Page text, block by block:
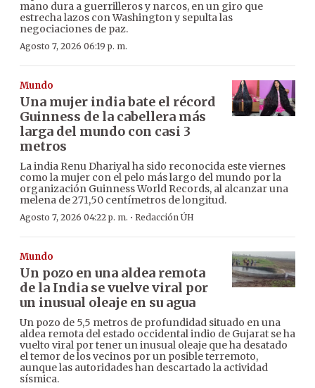
mano dura a guerrilleros y narcos, en un giro que
estrecha lazos con Washington y sepulta las
negociaciones de paz.
Agosto 7, 2026 06:19 p. m.
Mundo
Una mujer india bate el récord
Guinness de la cabellera más
larga del mundo con casi 3
metros
La india Renu Dhariyal ha sido reconocida este viernes
como la mujer con el pelo más largo del mundo por la
organización Guinness World Records, al alcanzar una
melena de 271,50 centímetros de longitud.
Agosto 7, 2026 04:22 p. m. · Redacción ÚH
Mundo
Un pozo en una aldea remota
de la India se vuelve viral por
un inusual oleaje en su agua
Un pozo de 5,5 metros de profundidad situado en una
aldea remota del estado occidental indio de Gujarat se ha
vuelto viral por tener un inusual oleaje que ha desatado
el temor de los vecinos por un posible terremoto,
aunque las autoridades han descartado la actividad
sísmica.